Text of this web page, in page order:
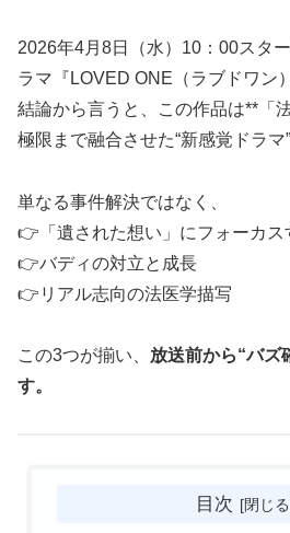
2026年4月8日（水）10：00スタ
ラマ『LOVED ONE（ラブドワン
結論から言うと、この作品は**「
極限まで融合させた“新感覚ドラマ
単なる事件解決ではなく、
👉「遺された想い」にフォーカス
👉バディの対立と成長
👉リアル志向の法医学描写
この3つが揃い、 放送前から“バズ
す。
目次